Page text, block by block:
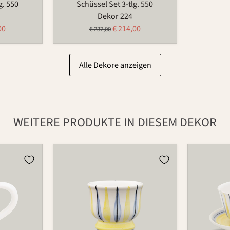
550
Schüssel Set 3-tlg. 550
Dekor 224
Ursprünglicher
€ 237,00Aktueller
Preis
€ 214,00
Alle Dekore anzeigen
WEITERE PRODUKTE IN DIESEM DEKOR